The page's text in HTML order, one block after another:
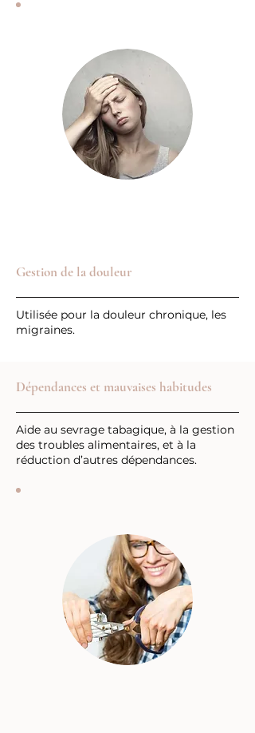
Gestion de la douleur
Utilisée pour la douleur chronique, les
migraines.
Dépendances et mauvaises habitudes
Aide au sevrage tabagique, à la gestion
des troubles alimentaires, et à la
réduction d’autres dépendances.